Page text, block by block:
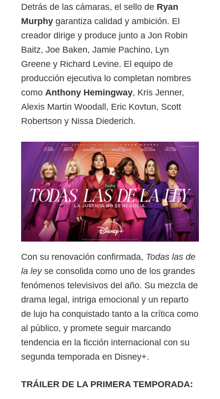
Detrás de las cámaras, el sello de Ryan
Murphy garantiza calidad y ambición. El
creador dirige y produce junto a Jon Robin
Baitz, Joe Baken, Jamie Pachino, Lyn
Greene y Richard Levine. El equipo de
producción ejecutiva lo completan nombres
como Anthony Hemingway, Kris Jenner,
Alexis Martin Woodall, Eric Kovtun, Scott
Robertson y Nissa Diederich.
Con su renovación confirmada, Todas las de
la leyse consolida como uno de los grandes
fenómenos televisivos del año. Su mezcla de
drama legal, intriga emocional y un reparto
de lujo ha conquistado tanto a la crítica como
al público, y promete seguir marcando
tendencia en la ficción internacional con su
segunda temporada en Disney+.
TRÁILER DE LA PRIMERA TEMPORADA: